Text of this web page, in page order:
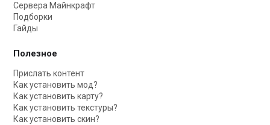
Сервера Майнкрафт
Подборки
Гайды
Полезное
Прислать контент
Как установить мод?
Как установить карту?
Как установить текстуры?
Как установить скин?